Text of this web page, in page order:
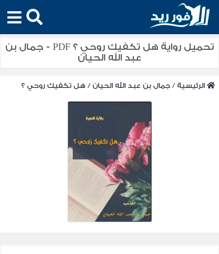
تحميل رواية هل تكفيك روحي ؟ PDF - جمال بن
عبد الله الحيان
الرئيسية /جمال بن عبد الله الحيان / هل تكفيك روحي ؟